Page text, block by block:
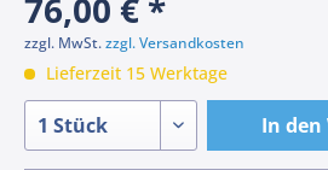
zzgl. MwSt.zzgl. Versandkosten
Lieferzeit 15 Werktage
In den